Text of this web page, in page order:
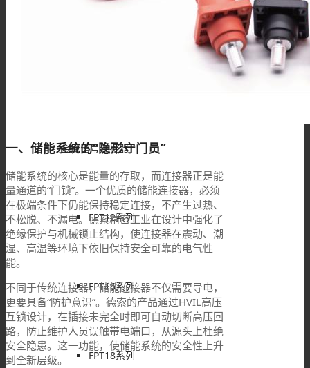
金属信号连接器
FPT12系列
FPT16系列
FPT18系列
一、储能系统的“隐形守门员”
储能系统的核心是能量的存取，而连接器正是能
量通道的“门锁”。一个优质的储能连接器，必须
在极端条件下仍能保持稳定连接，不产生过热、
不松脱、不漏电。德索精密工业在设计中强化了
绝缘保护与机械锁止结构，使连接器在震动、潮
湿、高温等环境下依旧保持安全可靠的电气性
能。
不同于传统连接器，储能连接器不仅需要导电，
更要具备“防护意识”。德索的产品通过HVIL高压
互锁设计，在插接未完全时即可自动切断高压回
路，防止维护人员误触带电端口，从源头上杜绝
安全隐患。这一功能，使储能系统的安全性上升
到全新层级。